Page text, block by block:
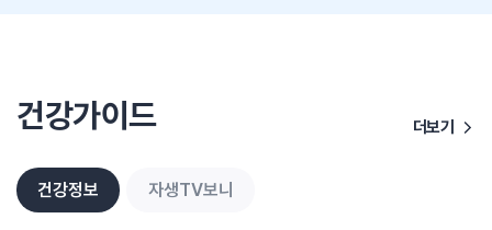
건강가이드 더보기
건강정보 자생TV보니